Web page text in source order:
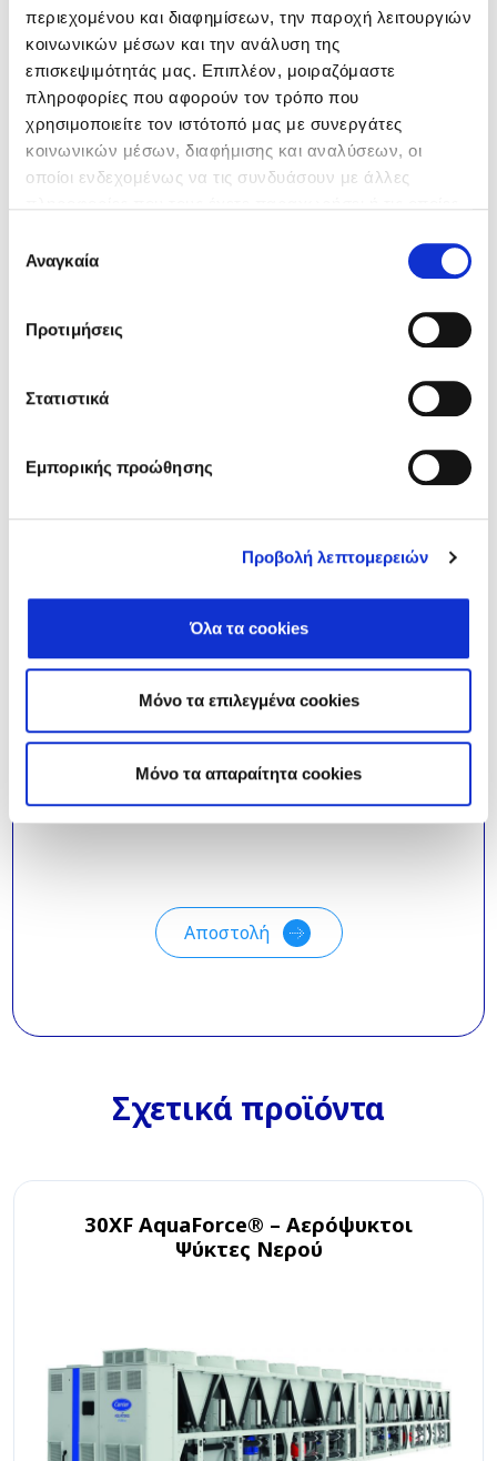
περιεχομένου και διαφημίσεων, την παροχή λειτουργιών
κοινωνικών μέσων και την ανάλυση της
επισκεψιμότητάς μας. Επιπλέον, μοιραζόμαστε
πληροφορίες που αφορούν τον τρόπο που
χρησιμοποιείτε τον ιστότοπό μας με συνεργάτες
κοινωνικών μέσων, διαφήμισης και αναλύσεων, οι
οποίοι ενδεχομένως να τις συνδυάσουν με άλλες
των υπηρεσιών τους.
συγκατάθεσης
Αναγκαία
Προτιμήσεις
Στατιστικά
Εμπορικής προώθησης
Προβολή λεπτομερειών
Όλα τα cookies
Μόνο τα επιλεγμένα cookies
Mόνο τα απαραίτητα cookies
*Δηλώνω πως έχω διαβάσει και
κατανοώ τηνΠολιτική Απορρήτου
Σχετικά προϊόντα
30XF AquaForce® – Αερόψυκτοι
Ψύκτες Νερού